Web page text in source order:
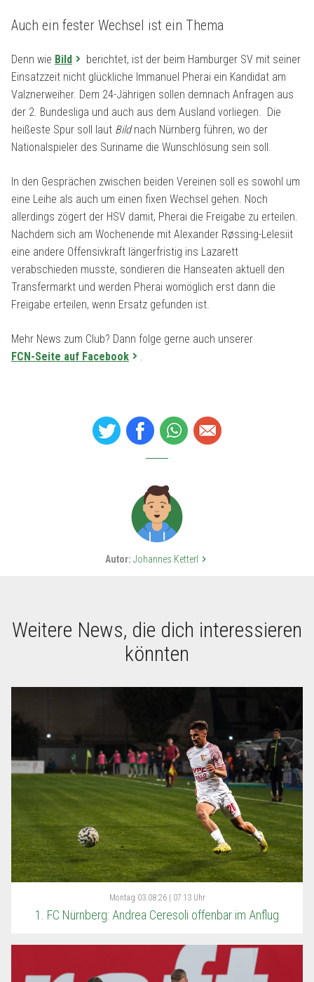
Auch ein fester Wechsel ist ein Thema
Denn wie Bild
berichtet, ist der beim Hamburger SV mit seiner
Einsatzzeit nicht glückliche Immanuel Pherai ein Kandidat am
Valznerweiher. Dem 24-Jährigen sollen demnach Anfragen aus
der 2. Bundesliga und auch aus dem Ausland vorliegen. Die
heißeste Spur soll laut Bildnach Nürnberg führen, wo der
Nationalspieler des Suriname die Wunschlösung sein soll.
In den Gesprächen zwischen beiden Vereinen soll es sowohl um
eine Leihe als auch um einen fixen Wechsel gehen. Noch
allerdings zögert der HSV damit, Pherai die Freigabe zu erteilen.
Nachdem sich am Wochenende mit Alexander Røssing-Lelesiit
eine andere Offensivkraft längerfristig ins Lazarett
verabschieden musste, sondieren die Hanseaten aktuell den
Transfermarkt und werden Pherai womöglich erst dann die
Freigabe erteilen, wenn Ersatz gefunden ist.
Mehr News zum Club? Dann folge gerne auch unserer
FCN-Seite auf Facebook
Autor: Johannes Ketterl keyboard_arrow_right
Weitere News, die dich interessieren
könnten
Montag 03.08.26 | 07:13 Uhr
1. FC Nürnberg: Andrea Ceresoli offenbar im Anflug